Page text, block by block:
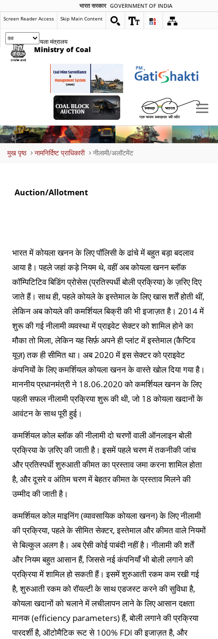
भारत सरकार GOVERNMENT OF INDIA
Screen Reader Access Skip Main Content
कोयला मंत्रालय
Ministry of Coal
मुख पृष्ठ नामनिर्दिष्ट प्राधिकारी नीलामी/अलॉटमेंट
Auction/Allotment
भारत में कोयला खनन के लिए पॉलिसी के ढांचे में बहुत बड़ा बदलाव
आया है। पहले जहां कड़े नियम थे, वहीं अब कोयला खनन ब्लॉक
कॉम्पिटिटिव बिडिंग प्रोसेस (प्रतिस्पर्धी बोली प्रक्रिया) के ज़रिए दिए
जाते हैं। साथ ही, पहले कोयले के इस्तेमाल के लिए खास शर्तें होती थीं,
लेकिन अब कोयले की कमर्शियल बिक्री की भी इजाज़त है। 2014 में
शुरू की गई नीलामी व्यवस्था में प्राइवेट सेक्टर को शामिल होने का
मौका तो मिला, लेकिन यह सिर्फ़ अपने ही प्लांट में इस्तेमाल (कैप्टिव
यूज़) तक ही सीमित था। अब 2020 में इस सेक्टर को प्राइवेट
कंपनियों के लिए कमर्शियल कोयला खनन के वास्ते खोल दिया गया है।
माननीय प्रधानमंत्री ने 18.06.2020 को कमर्शियल खनन के लिए
पहली सफल नीलामी प्रक्रिया शुरू की थी, जो 18 कोयला खदानों के
आवंटन के साथ पूरी हुई।
कमर्शियल कोल ब्लॉक की नीलामी दो चरणों वाली ऑनलाइन बोली
प्रक्रिया के ज़रिए की जाती है। इसमें पहले चरण में तकनीकी जांच
और प्रतिस्पर्धी शुरुआती कीमत का प्रस्ताव जमा करना शामिल होता
है, और दूसरे व अंतिम चरण में बेहतर कीमत के प्रस्ताव मिलने की
उम्मीद की जाती है।
कमर्शियल कोल माइनिंग (व्यावसायिक कोयला खनन) के लिए नीलामी
की प्रक्रिया, पहले के सीमित सेक्टर, इस्तेमाल और कीमत वाले नियमों
से बिल्कुल अलग है। अब ऐसी कोई पाबंदी नहीं है। नीलामी की शर्तें
और नियम बहुत आसान हैं, जिससे नई कंपनियाँ भी बोली लगाने की
प्रक्रिया में शामिल हो सकती हैं। इसमें शुरुआती रकम कम रखी गई
है, शुरुआती रकम को रॉयल्टी के साथ एडजस्ट करने की सुविधा है,
कोयला खदानों को चलाने में लचीलापन लाने के लिए आसान दक्षता
मानक (efficiency parameters) हैं, बोली लगाने की प्रक्रिया
पारदर्शी है, ऑटोमैटिक रूट से 100% FDI की इजाज़त है, और